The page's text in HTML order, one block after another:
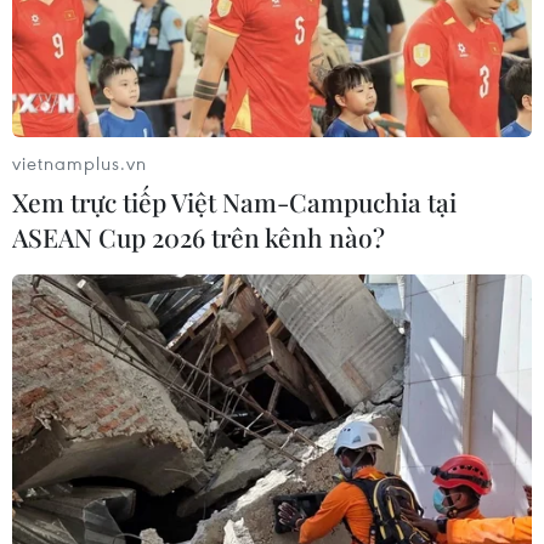
Thời tiết miền Bắc sẽ ảnh
hưởng ra sao khi bão số 3
Kujira đi vào Biển Đông?
Nhận định Philippines vs
Thái Lan: Madam Pang
treo thưởng tiền tỷ, "Voi
Làm rõ toàn bộ chuỗi hành
vi gây rối trật tự công cộng
của Khánh Sky
04/08/2026 04:15
Báo chí Đông Nam Á "dậy
sóng" vì tuyển Việt Nam,
chỉ ra lý do Indonesia thua
đau
04/08/2026 02:32
vietnamplus.vn
Xem trực tiếp Việt Nam-Campuchia tại
ASEAN Cup 2026 trên kênh nào?